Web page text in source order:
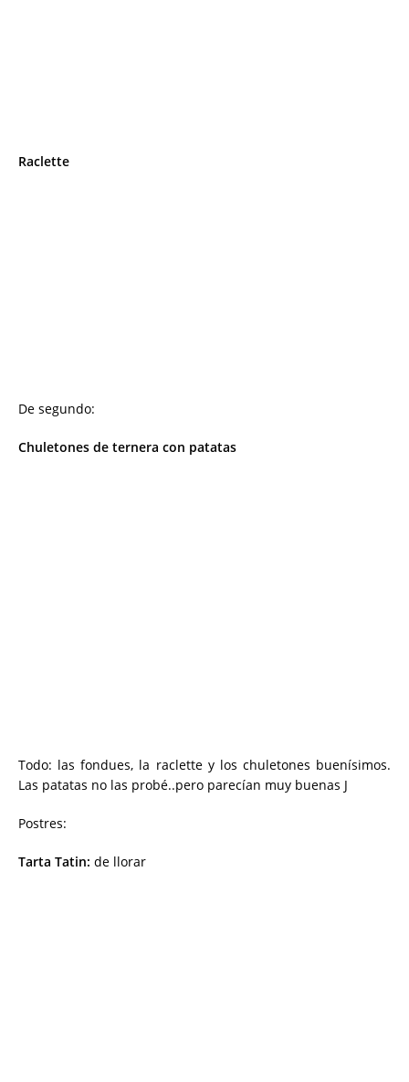
Raclette
De segundo:
Chuletones de ternera con patatas
Todo: las fondues, la raclette y los chuletones buenísimos.
Las patatas no las probé..pero parecían muy buenas J
Postres:
Tarta Tatin: de llorar